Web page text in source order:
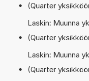
(Quarter
Laskin: Muunna
(Quarter
Laskin: Muunna
(Quarter